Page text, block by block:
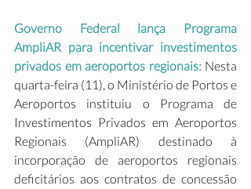
Governo Federal lança Programa
AmpliAR para incentivar investimentos
privados em aeroportos regionais: Nesta
quarta-feira (11), o Ministério de Portos e
Aeroportos instituiu o Programa de
Investimentos Privados em Aeroportos
Regionais (AmpliAR) destinado à
incorporação de aeroportos regionais
deficitários aos contratos de concessão